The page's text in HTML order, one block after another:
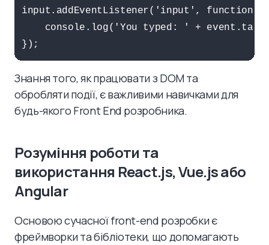
input.addEventListener('input',
console.log('You typed: ' +
});
Знання того, як працювати з DOM та
обробляти події, є важливими навичками для
будь-якого Front End розробника.
Розуміння роботи та
використання React.js, Vue.js або
Angular
Основою сучасної front-end розробки є
фреймворки та бібліотеки, що допомагають